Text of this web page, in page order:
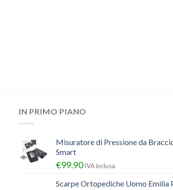
IN PRIMO PIANO
Misuratore di Pressione da
Smart
€99.90 IVA inclusa
Scarpe Ortopediche Uomo Emilia